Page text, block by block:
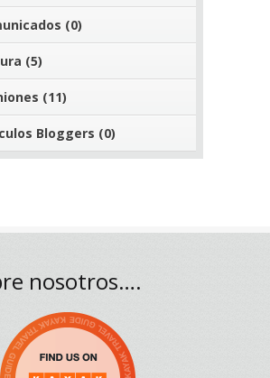
(0)
(5)
(11)
Bloggers (0)
nosotros….